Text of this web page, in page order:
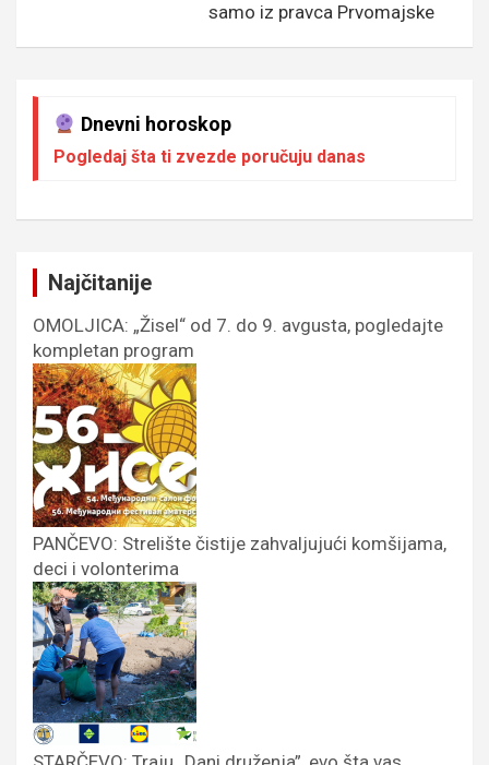
samo iz pravca Prvomajske
Dnevni horoskop
Pogledaj šta ti zvezde poručuju danas
Najčitanije
OMOLJICA: „Žisel“ od 7. do 9. avgusta, pogledajte
kompletan program
PANČEVO: Strelište čistije zahvaljujući komšijama,
deci i volonterima